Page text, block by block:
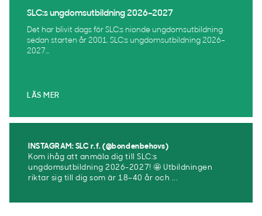
SLC:s ungdomsutbildning 2026–2027
Det har blivit dags för SLC:s nionde ungdomsutbildning
sedan starten år 2001. SLC:s ungdomsutbildning 2026–
2027...
LÄS MER
INSTAGRAM: SLC r.f. (@bondenbehovs)
Kom ihåg att anmäla dig till SLC:s
ungdomsutbildning 2026-2027! 🤩 Utbildningen
riktar sig till dig som är 18–40 år och ...